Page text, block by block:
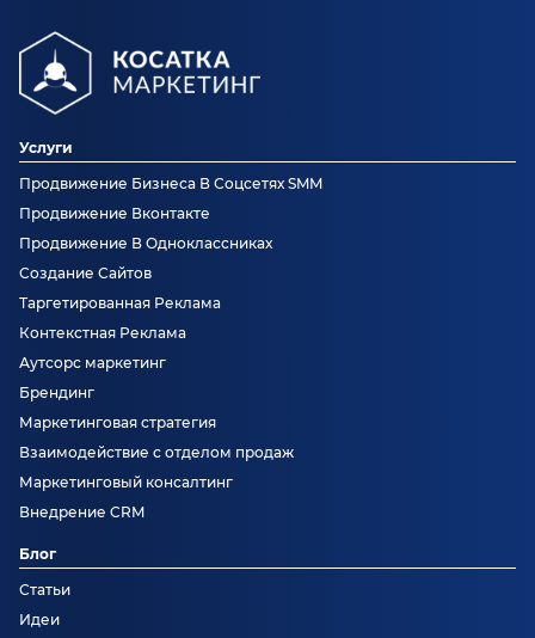
Услуги
Продвижение Бизнеса В Соцсетях SMM
Продвижение Вконтакте
Продвижение В Одноклассниках
Создание Сайтов
Таргетированная Реклама
Контекстная Реклама
Аутсорс маркетинг
Брендинг
Маркетинговая стратегия
Взаимодействие с отделом продаж
Маркетинговый консалтинг
Внедрение CRM
Блог
Статьи
Идеи